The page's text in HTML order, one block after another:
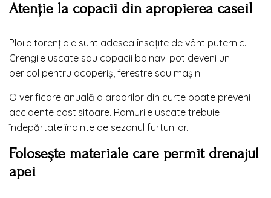
Atenție la copacii din apropierea casei!
Ploile torențiale sunt adesea însoțite de vânt puternic.
Crengile uscate sau copacii bolnavi pot deveni un
pericol pentru acoperiș, ferestre sau mașini.
O verificare anuală a arborilor din curte poate preveni
accidente costisitoare. Ramurile uscate trebuie
îndepărtate înainte de sezonul furtunilor.
Folosește materiale care permit drenajul
apei